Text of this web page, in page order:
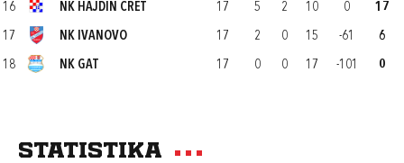
16 NK HAJDIN CRET 17 5 2 10 0 17
17 NK IVANOVO 17 2 0 15 -61 6
18 NK GAT 17 0 0 17 -101 0
Statistika